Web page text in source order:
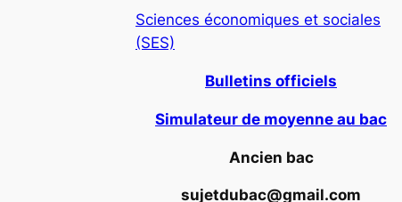
Sciences économiques et sociales
(SES)
Bulletins officiels
Simulateur de moyenne au bac
Ancien bac
sujetdubac@gmail.com